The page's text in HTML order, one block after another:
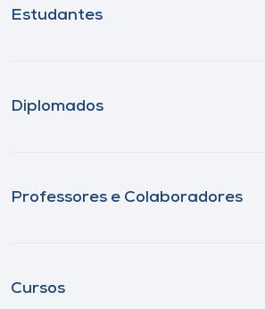
Estudantes
Diplomados
Professores e Colaboradores
Cursos